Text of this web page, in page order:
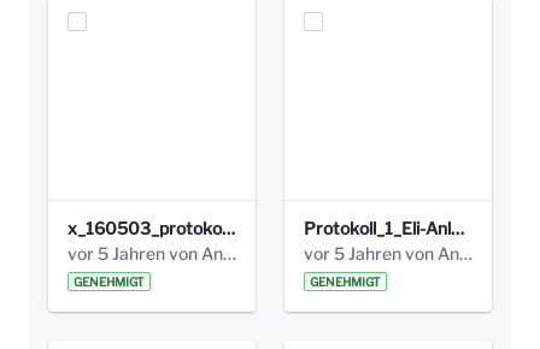
x_160503_protokoll_infoabend.pdf
vor 5 Jahren von Anni Schlumberger
GENEHMIGT
Protokoll_1_Eli-Anlage_final.pdf
vor 5 Jahren von Anni Schlumberger
GENEHMIGT